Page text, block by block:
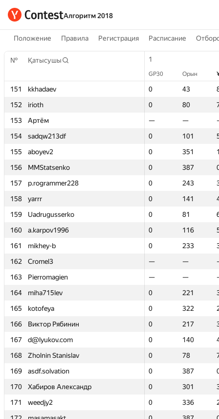
Алгоритм 2018
Положение Правила Регистрация Расписание
№ Қатысушы 1
GP30 Орын
151 kkhadaev 0 43
152
irioth 0 80
153
Артём — —
154
sadqw213df 0 101
155
aboyev2 0 351
156
MMStatsenko 0 387
157
p.rogrammer228 0 243
158
yarrr 0 141
159
Uadrugusserko 0 81
160
a.karpov1996 0 116
161
mikhey-b 0 233
162
Cromel3 — —
163
Pierromagien — —
164
miha715lev 0 221
165
kotofeya 0 322
166
Виктор Рябинин 0 217
167
d@lyukov.com 0 140
168
Zholnin Stanislav 0 78
169
asdf.solvation 0 387
170
Хабиров Александр 0 301
171
weedjy2 0 336
№ Қатысушы 1
GP30 Орын
151 kkhadaev 0 43
152
irioth 0 80
153
Артём — —
154
sadqw213df 0 101
155
aboyev2 0 351
156
MMStatsenko 0 387
157
p.rogrammer228 0 243
158
yarrr 0 141
159
Uadrugusserko 0 81
160
a.karpov1996 0 116
161
mikhey-b 0 233
162
Cromel3 — —
163
Pierromagien — —
164
miha715lev 0 221
165
kotofeya 0 322
166
Виктор Рябинин 0 217
167
d@lyukov.com 0 140
168
Zholnin Stanislav 0 78
169
asdf.solvation 0 387
170
Хабиров Александр 0 301
171
weedjy2 0 336